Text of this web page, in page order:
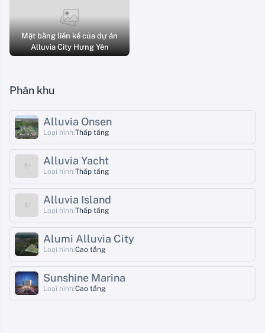
Mặt bằng liền kề của dự án
Alluvia City Hưng Yên
Phân khu
Alluvia Onsen
Loại hình:Thấp tầng
Alluvia Yacht
Loại hình:Thấp tầng
Alluvia Island
Loại hình:Thấp tầng
Alumi Alluvia City
Loại hình:Cao tầng
Sunshine Marina
Loại hình:Cao tầng